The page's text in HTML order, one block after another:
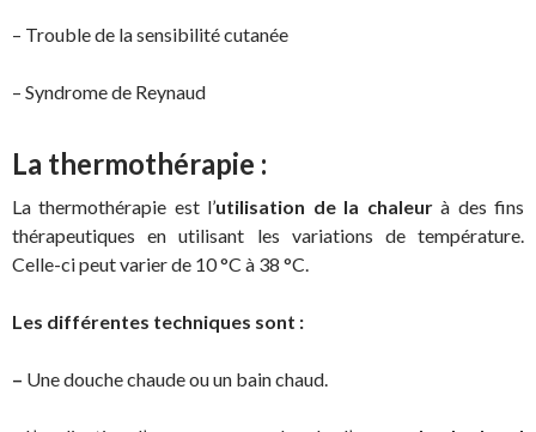
– Trouble de la sensibilité cutanée
– Syndrome de Reynaud
La thermothérapie :
La thermothérapie est l’utilisation de la chaleurà des fins
thérapeutiques en utilisant les variations de température.
Celle-ci peut varier de 10 °C à 38 °C.
Les différentes techniques sont :
– Une douche chaude ou un bain chaud.